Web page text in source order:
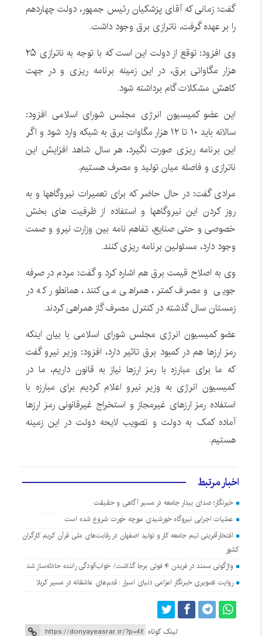
گفت: زمانی که آقای پزشکیان رئیس جمهور، دولت چهاردهم
را بر عهده گرفت، ناترازی برق وجود داشت.
وی افزود: توقع از دولت این است که با توجه به ناترازی ۲۵
هزار مگاواتی برق، در این زمینه برنامه ریزی و در جهت
کاهش مشکلات گام برداشته شود.
این عضو کمیسیون انرژی مجلس شورای اسلامی افزود:
سالانه باید ۱۰ تا ۱۲ هزار مگاوات برق به شبکه وارد شود و اگر
این برنامه ریزی صورت نگیرد، هر سال شاهد افزایش این
ناترازی و فاصله میان تولید و مصرف هستیم.
مرادی گفت: در حال حاضر که برای تعمیرات نیروگاهها و به
روز کردن این نیروگاهها و استفاده از ظرفیت های بخش
خصوصی و حتی صنایع، تفاهم نامه بین وزارت نیرو و صمت
وجود دارد، مسئولین برنامه ریزی کنند.
وی به اصلاح قیمت برق هم اشاره کرد و گفت: مردم در صرفه
جویی و مصرف کمتر، همراهی می کنند، همانطور که در
زمستان سال گذشته در کنترل مصرف گاز همراهی کردند.
عضو کمیسیون انرژی مجلس شورای اسلامی با بیان اینکه
رمز ارزها هم در کمبود برق تاثیر دارد، افزود: وزیر نیرو گفت
که ما برای مبارزه با رمز ارزها نیاز به قانون داریم، ما در
کمیسیون انرژی به وزیر نیرو اعلام کردیم برای مبارزه با
استفاده رمز ارزهای غیرمجاز و استخراج غیرقانونی رمز ارزها
آماده کمک به دولت و تصویب لایحه دولت در این زمینه
هستیم.
اخبار مرتبط
خبرنگار؛ صدای بیدار جامعه در مسیر آگاهی و حقیقت
عملیات اجرایی نیروگاه خورشیدی مورچه خورت شروع شده است
افتخارآفرینی تیم جامعه کار و تولید اصفهان در رقابت‌های ملی قرآن کریم کارگران
کشور
واژگونی سمند در فریدن ۴ فوتی برجا گذاشت/ خواب‌آلودگی راننده حادثه‌ساز شد
روایت تصویری خبرنگار اعزامی دنیای اسرار : قدم‌های عاشقانه در مسیر کربلا
لینک کوتاه